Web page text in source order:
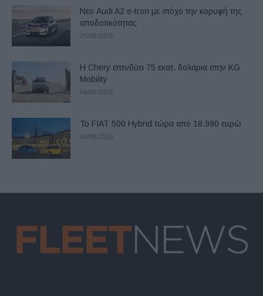
Νέο Audi A2 e-tron με στόχο την κορυφή της
αποδοτικότητας
05/08/2026
Η Chery επενδύει 75 εκατ. δολάρια στην KG
Mobility
04/08/2026
Το FIAT 500 Hybrid τώρα από 18.990 ευρώ
04/08/2026